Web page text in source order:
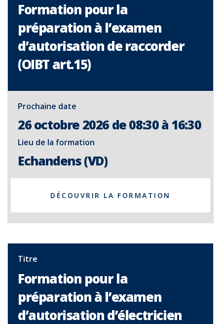
Formation pour la
préparation à l’examen
d’autorisation de raccorder
(OIBT art.15)
Prochaine date
26 octobre 2026 de 08:30 à 16:30
Lieu de la formation
Echandens (VD)
DÉCOUVRIR LA FORMATION
Titre
Formation pour la
préparation à l’examen
d’autorisation d’électricien